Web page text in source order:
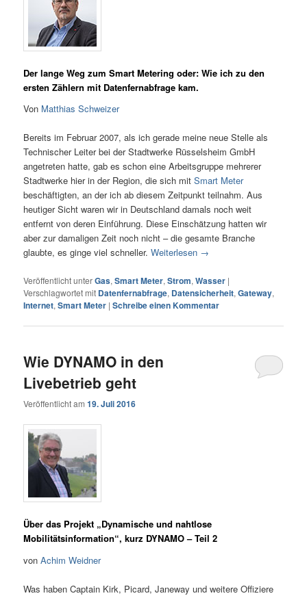
Der lange Weg zum Smart Metering oder: Wie ich zu den
ersten Zählern mit Datenfernabfrage kam.
Von Matthias Schweizer
Bereits im Februar 2007, als ich gerade meine neue Stelle als
Technischer Leiter bei der Stadtwerke Rüsselsheim GmbH
angetreten hatte, gab es schon eine Arbeitsgruppe mehrerer
Stadtwerke hier in der Region, die sich mitSmart Meter
beschäftigten, an der ich ab diesem Zeitpunkt teilnahm. Aus
heutiger Sicht waren wir in Deutschland damals noch weit
entfernt von deren Einführung. Diese Einschätzung hatten wir
aber zur damaligen Zeit noch nicht – die gesamte Branche
glaubte, es ginge viel schneller.Weiterlesen →
Veröffentlicht unterGas,Smart Meter,Strom,Wasser |
Verschlagwortet mit Datenfernabfrage, Datensicherheit,Gateway,
Internet,Smart Meter |Schreibe einen Kommentar
Wie DYNAMO in den
Livebetrieb geht
Veröffentlicht am19. Juli 2016
Über das Projekt „Dynamische und nahtlose
Mobilitätsinformation“, kurz DYNAMO – Teil 2
vonAchim Weidner
Was haben Captain Kirk, Picard, Janeway und weitere Offiziere